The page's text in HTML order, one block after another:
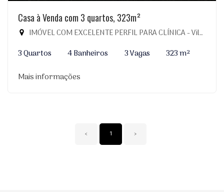
Casa à Venda com 3 quartos, 323m²
IMÓVEL COM EXCELENTE PERFIL PARA CLÍNICA - Vila Planalto, Dourados-MS
3 Quartos
4 Banheiros 3 Vagas
323 m²
Mais informações
‹ 1 ›